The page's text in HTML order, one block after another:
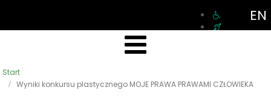
EN
Start
Wyniki konkursu plastycznego MOJE PRAWA PRAWAMI CZŁOWIEKA